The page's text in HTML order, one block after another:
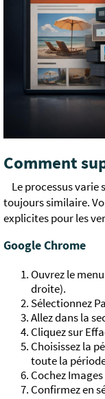
Comment
Le processus varie
toujours similaire.
explicites pour les
Google Chrome
Ouvrez le
droite).
Sélectionnez
Allez dans la
Cliquez sur
Choisissez la
toute la
Cochez
Confirmez en